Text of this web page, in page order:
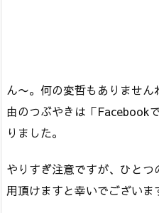
ん〜。何の変哲もありませ
由のつぶやきは「Facebook
りました。
やりすぎ注意ですが、ひと
用頂けますと幸いでございま